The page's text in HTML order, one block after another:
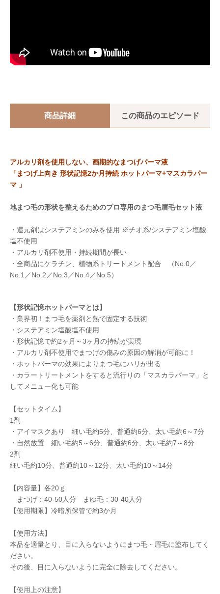
商品詳細 この商品のエピソード
アルカリ剤を使用しない、画期的なまつげパーマ液
「まつげ上向き 形状記憶2か月持続 ホットパーマ+マスカラパー
マ 」
地まつ毛の形状を整えるためのプロ専用のまつ毛眉毛セット液
・還元剤はシステアミンのみを使用 ※チオ系/システアミン塩酸
塩不使用
・アルカリ剤不使用・持続期間が長い
・全商品にケラチン、植物系トリートメント配合 （No.0／
No.1／No.2／No.3／No.4／No.5）
【形状記憶ホットパーマとは】
・業界初！まつ毛を薬剤と熱で固定する技術
・システアミン塩酸塩不使用
・形状記憶で約2ヶ月～3ヶ月の持続が実現
・アルカリ剤不使用でまつげの傷みの原因の解消が可能に！
・ホットパーマの効果によりまつ毛にハリが出る
・カラートリートメントをすると流行りの「マスカラパーマ」と
してメニュー化も可能
【セットタイム】
1剤
・アイマスクあり 細い毛約5分、普通約6分、太い毛約6～7分
・自然放置 細い毛約5～6分、普通約6分、太い毛約7～8分
2剤
細い毛約10分、普通約10～12分、太い毛約10～14分
【内容量】各20ｇ
まつげ：40-50人分 まゆ毛：30-40人分
【使用期限】冷暗所保管で約3か月
【使用方法】
本品を適量とり、目に入らないようにまつ毛・眉毛に塗布してく
ださい。
その後、目に入らないように完全に除去してください。
【使用上の注意】